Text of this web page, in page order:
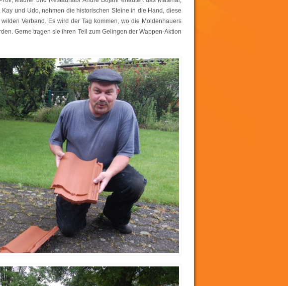
und Udo, nehmen die historischen Steine in die Hand, diese
Verband. Es wird der Tag kommen, wo die Moldenhauers
Gerne tragen sie ihren Teil zum Gelingen der Wappen-Aktion